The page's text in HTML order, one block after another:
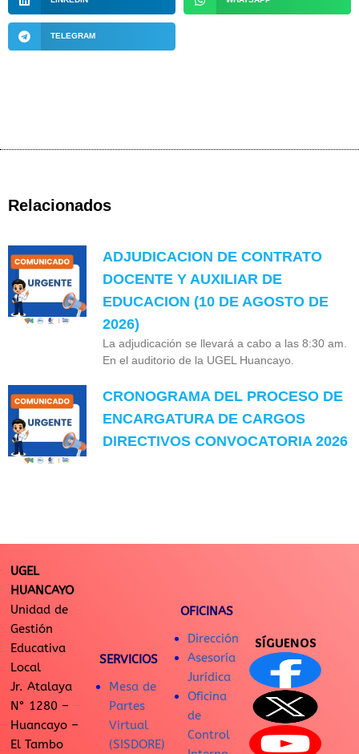
TELEGRAM
Relacionados
ADJUDICACION DE CONTRATO
DOCENTE Y AUXILIAR DE
EDUCACION (10 DE AGOSTO DE
2026)
La adjudicación se llevará a cabo a las 8:30 am.
En el auditorio de la UGEL Huancayo.
CRONOGRAMA DEL PROCESO DE
ENCARGATURA DE CARGOS
DIRECTIVOS CONVOCATORIA 2026
UGEL
HUANCAYO
Unidad de
Gestión
Educativa
Local
Jr. Atalaya
N° 1280 –
Huancayo –
El Tambo
SERVICIOS
Mesa de
Partes
Virtual
(SISDORE)
OFICINAS
Dirección
Asesoría
Jurídica
Oficina
de
Control
SÍGUENOS